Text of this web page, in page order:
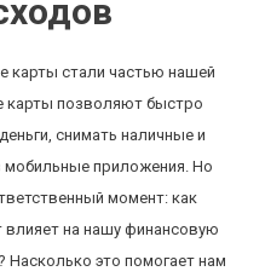
карты стали частью нашей
карты позволяют быстро
снимать наличные и
мобильные приложения. Но
момент: как
влияет на нашу финансовую
Насколько это помогает нам